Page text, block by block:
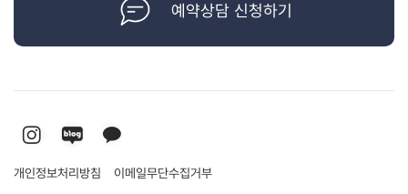
예약상담 신청하기
개인정보처리방침 이메일무단수집거부